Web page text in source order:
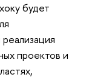
будет
проектов и